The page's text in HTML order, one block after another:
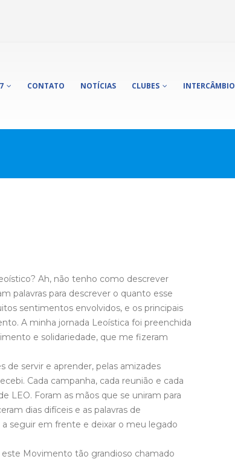
CONTATO NOTÍCIAS CLUBES INTERCÂMBIO
Ah, não tenho como descrever
palavras para descrever o quanto esse
sentimentos envolvidos, e os principais
A minha jornada Leoística foi preenchida
e solidariedade, que me fizeram
de servir e aprender, pelas amizades
Cada campanha, cada reunião e cada
LEO. Foram as mãos que se uniram para
dias difíceis e as palavras de
seguir em frente e deixar o meu legado
Movimento tão grandioso chamado